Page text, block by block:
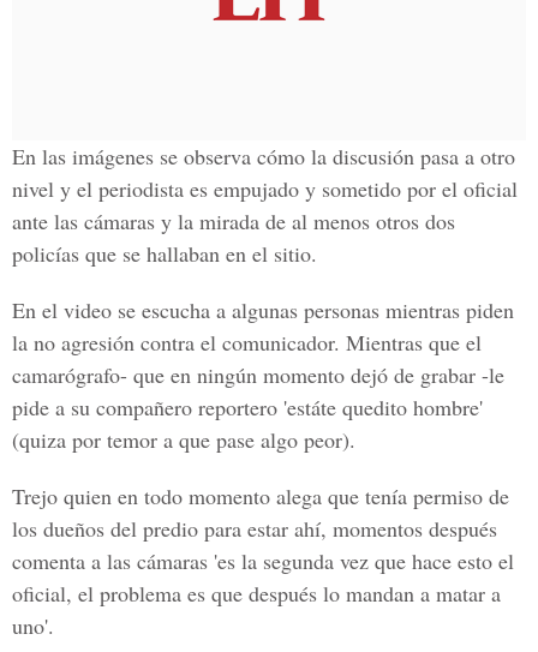
En las imágenes se observa cómo la discusión pasa a otro
nivel y el periodista es empujado y sometido por el oficial
ante las cámaras y la mirada de al menos otros dos
policías que se hallaban en el sitio.
En el video se escucha a algunas personas mientras piden
la no agresión contra el comunicador. Mientras que el
camarógrafo- que en ningún momento dejó de grabar -le
pide a su compañero reportero 'estáte quedito hombre'
(quiza por temor a que pase algo peor).
Trejo quien en todo momento alega que tenía permiso de
los dueños del predio para estar ahí, momentos después
comenta a las cámaras 'es la segunda vez que hace esto el
oficial, el problema es que después lo mandan a matar a
uno'.